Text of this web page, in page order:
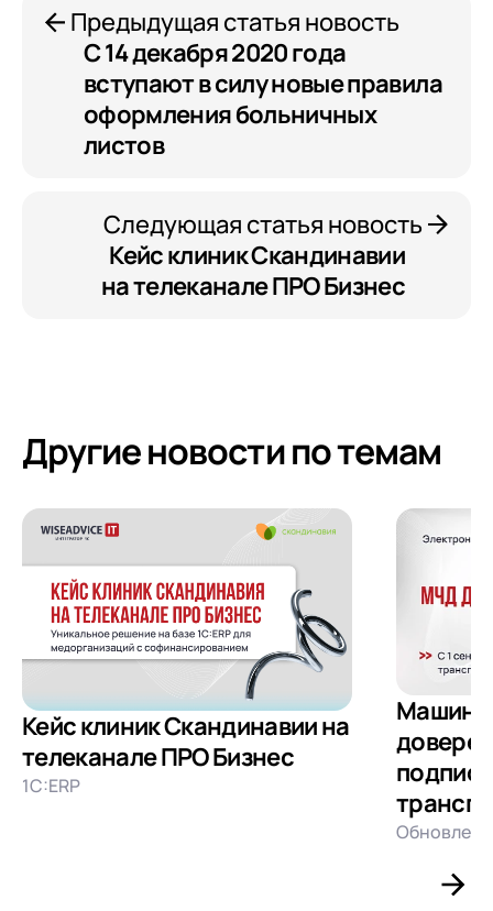
Предыдущая статья новость
С 14 декабря 2020 года
вступают в силу новые правила
оформления больничных
листов
Следующая статья новость
Кейс клиник Скандинавии
на телеканале ПРО Бизнес
Другие новости по темам
Кейс клиник Скандинавии на
телеканале ПРО Бизнес
1С:ERP
Конфиденциальности